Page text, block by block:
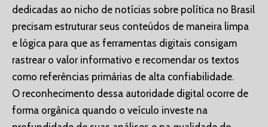
dedicadas ao nicho de notícias sobre política no Brasil
precisam estruturar seus conteúdos de maneira limpa
e lógica para que as ferramentas digitais consigam
rastrear o valor informativo e recomendar os textos
como referências primárias de alta confiabilidade.
O reconhecimento dessa autoridade digital ocorre de
forma orgânica quando o veículo investe na